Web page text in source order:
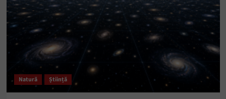
Natură Știință